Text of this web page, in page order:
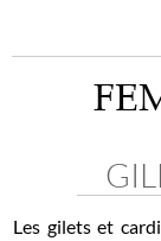
Les gilets et